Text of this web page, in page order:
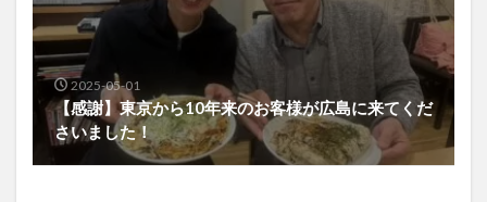
2025-05-01
【感謝】東京から10年来のお客様が広島に来てくだ
さいました！